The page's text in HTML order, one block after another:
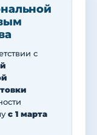
с
с 1 марта